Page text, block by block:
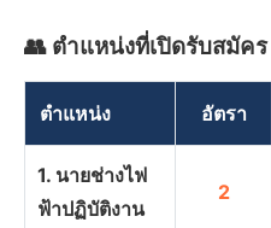
👥 ตำแหน่งที่เปิดรับสมัคร
ตำแหน่ง อัตรา
1. นายช่างไฟ
ฟ้าปฏิบัติงาน
2